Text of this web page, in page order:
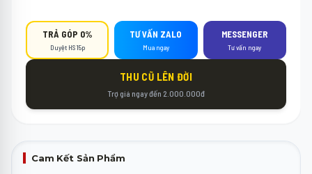
TRẢ GÓP 0%
Duyệt HS 15p
TƯ VẤN ZALO
Mua ngay
MESSENGER
Tư vấn ngay
THU CŨ LÊN ĐỜI
Trợ giá ngay đến 2.000.000đ
Cam Kết Sản Phẩm